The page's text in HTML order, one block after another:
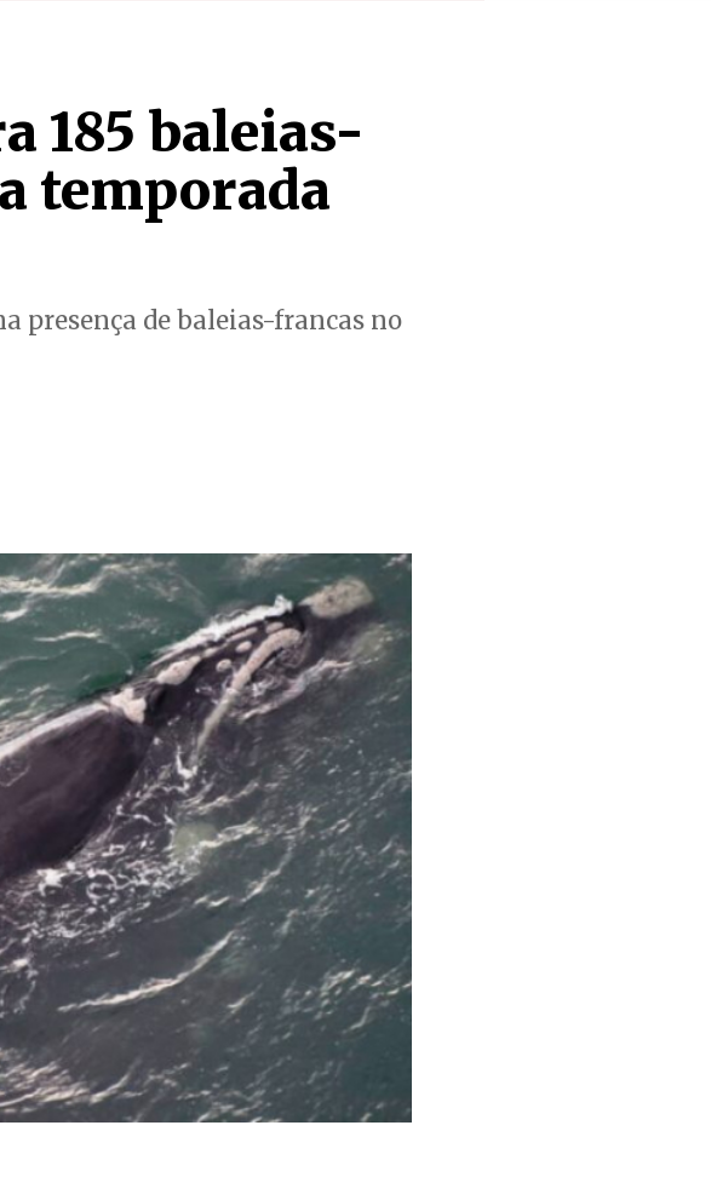
185 baleias-
temporada
presença de baleias-francas no